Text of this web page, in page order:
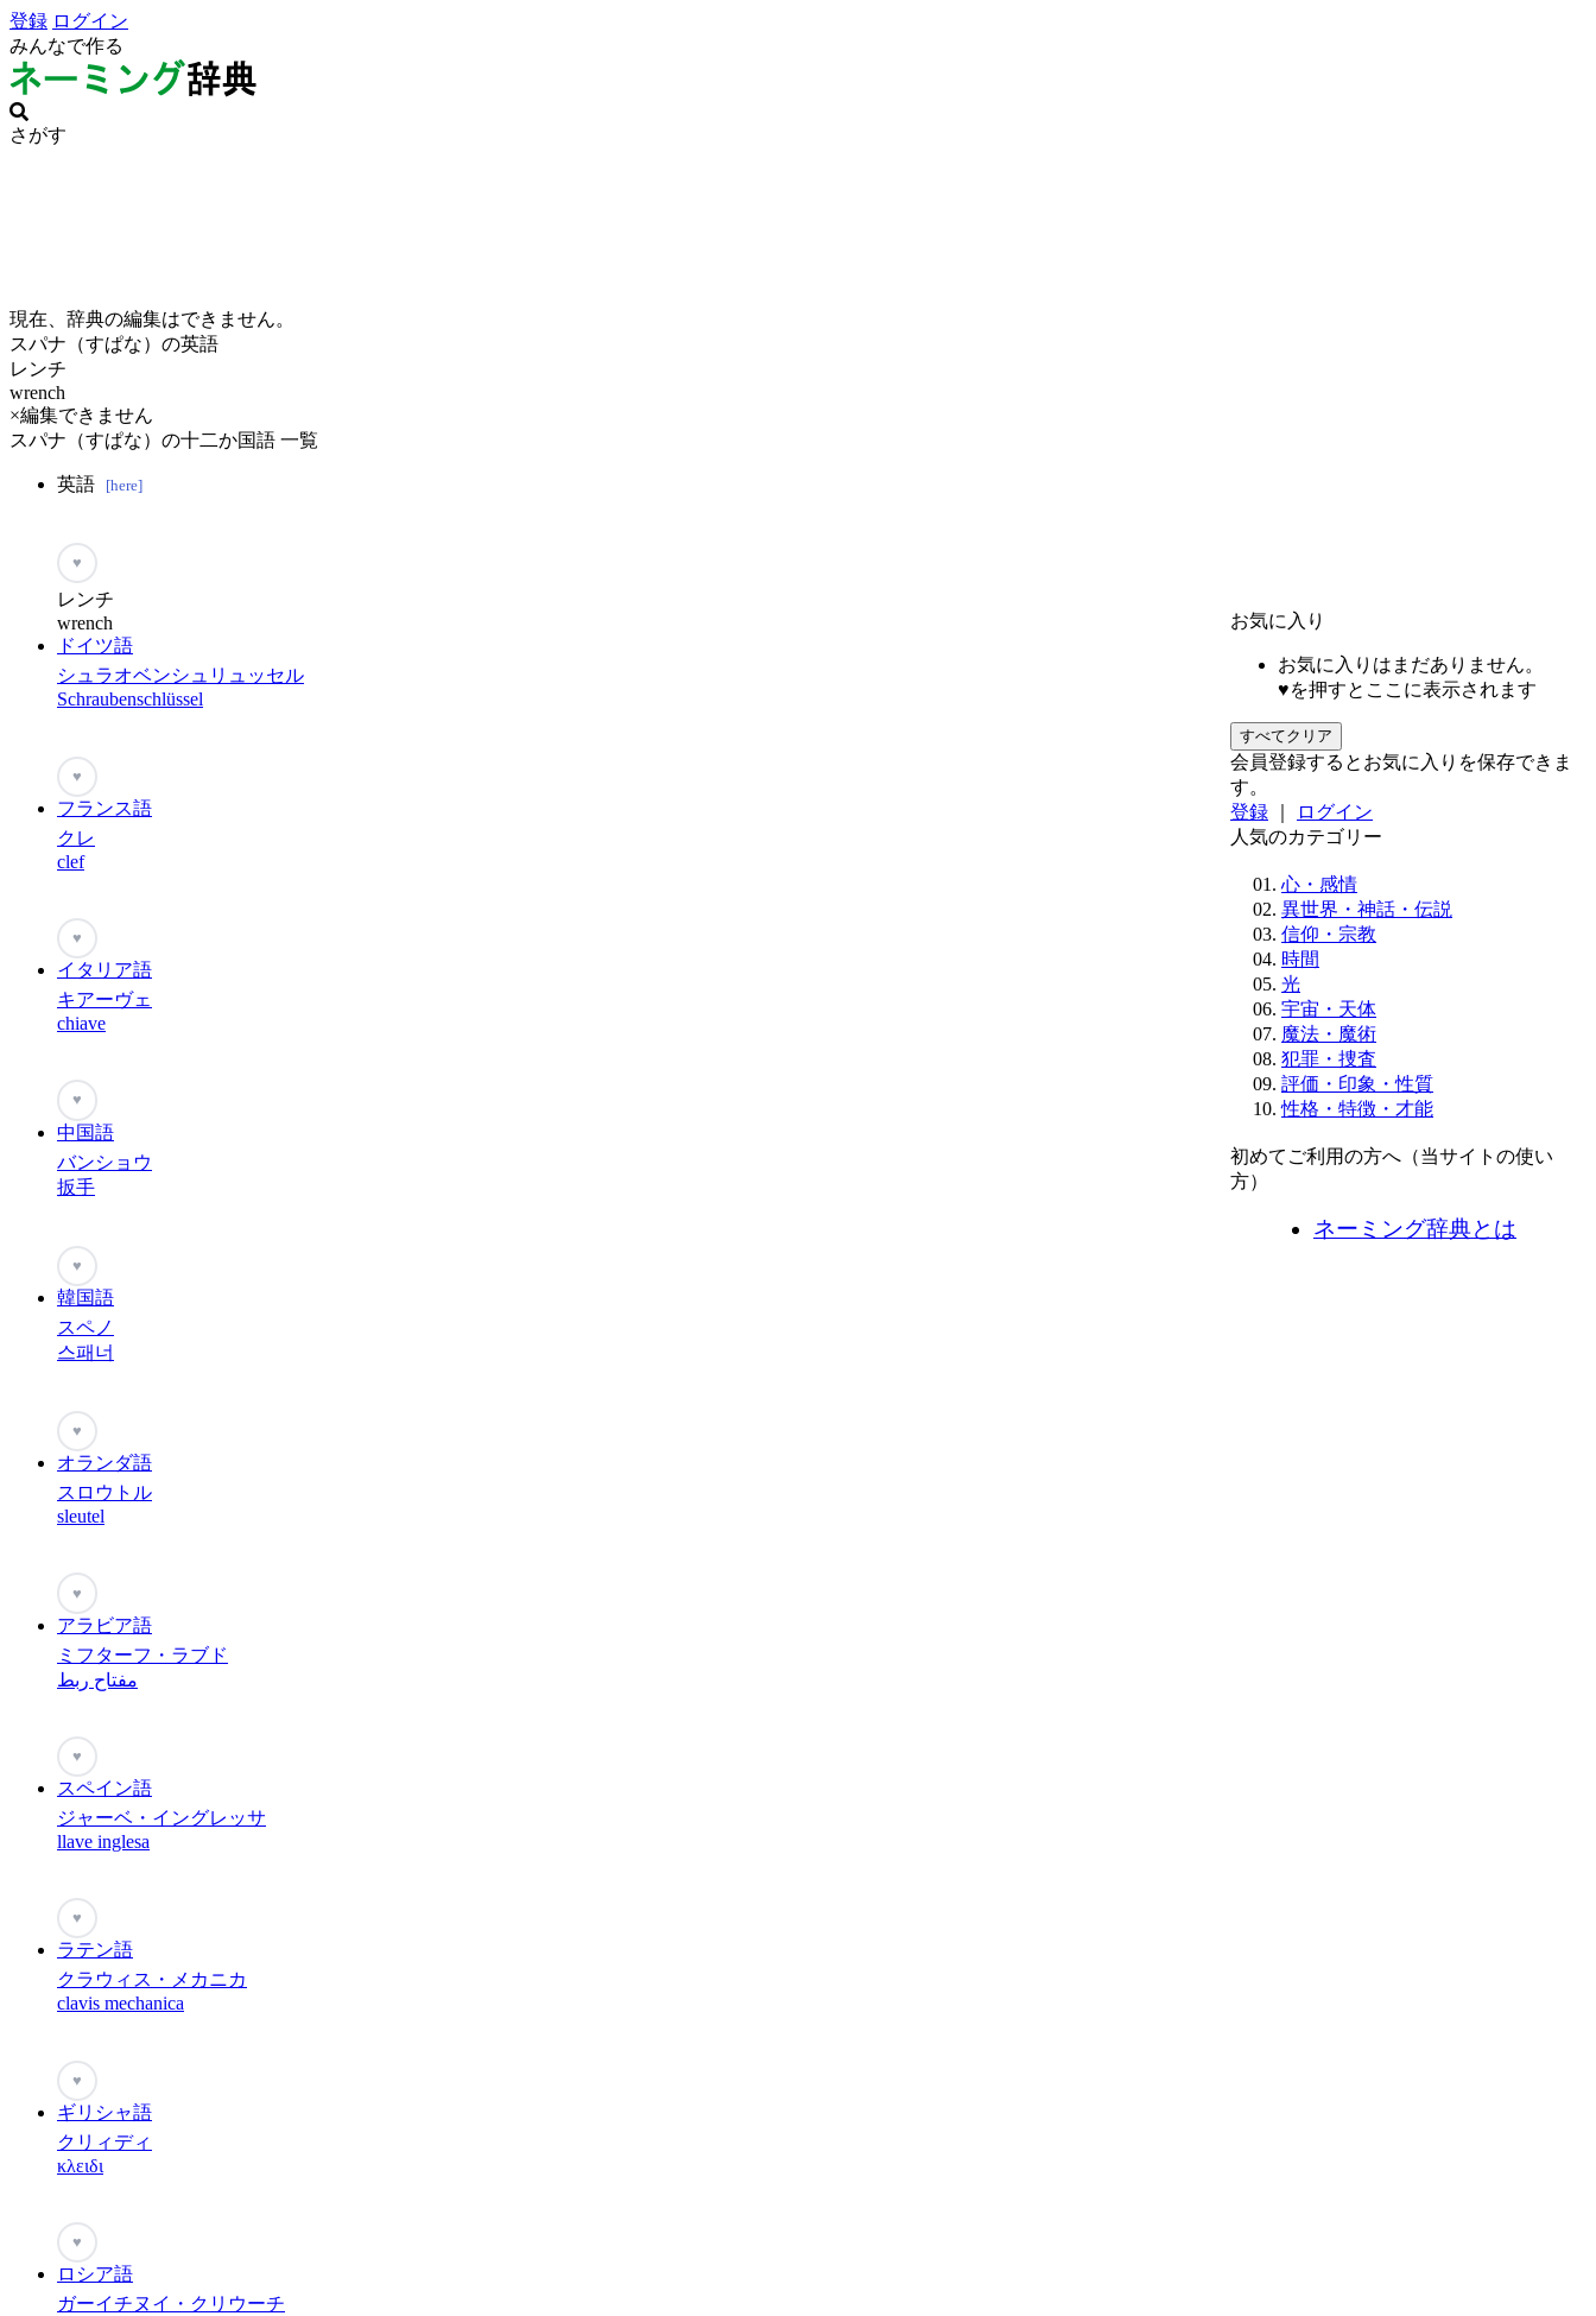
登録 ログイン
みんなで作る
さがす
現在、辞典の編集はできません。
スパナ（すぱな）の英語
レンチ
wrench
×編集できません
スパナ（すぱな）の十二か国語 一覧
英語 [here]
♥
レンチ
wrench
ドイツ語
シュラオベンシュリュッセル
Schraubenschlüssel
♥
フランス語
クレ
clef
♥
イタリア語
キアーヴェ
chiave
♥
中国語
バンショウ
扳手
♥
韓国語
スペノ
스패너
♥
オランダ語
スロウトル
sleutel
♥
アラビア語
ミフターフ・ラブド
مفتاح ربط
♥
スペイン語
ジャーベ・イングレッサ
llave inglesa
♥
ラテン語
クラウィス・メカニカ
clavis mechanica
♥
ギリシャ語
クリィディ
κλειδι
♥
ロシア語
ガーイチヌイ・クリウーチ
お気に入り
お気に入りはまだありません。
♥を押すとここに表示されます
すべてクリア
会員登録するとお気に入りを保存できま
す。
登録
ログイン
人気のカテゴリー
心・感情
異世界・神話・伝説
信仰・宗教
時間
光
宇宙・天体
魔法・魔術
犯罪・捜査
評価・印象・性質
性格・特徴・才能
初めてご利用の方へ（当サイトの使い
方）
ネーミング辞典とは